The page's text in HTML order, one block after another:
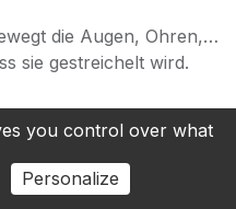
die Augen, Ohren,…
sie gestreichelt wird.
cart
you control over what
Personalize